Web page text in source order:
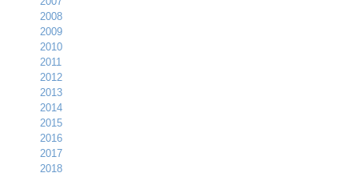
2008
2009
2010
2011
2012
2013
2014
2015
2016
2017
2018